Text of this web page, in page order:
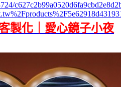
化｜愛心鏡子小夜